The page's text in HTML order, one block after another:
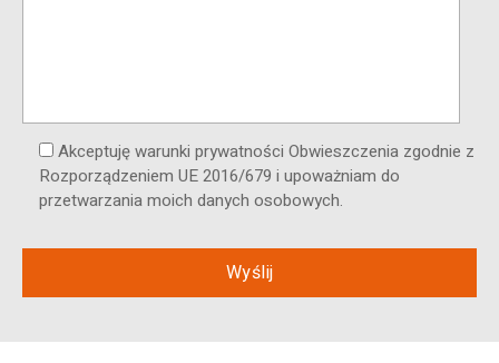
Akceptuję warunki prywatności Obwieszczenia zgodnie z
Rozporządzeniem UE 2016/679 i upoważniam do
przetwarzania moich danych osobowych.